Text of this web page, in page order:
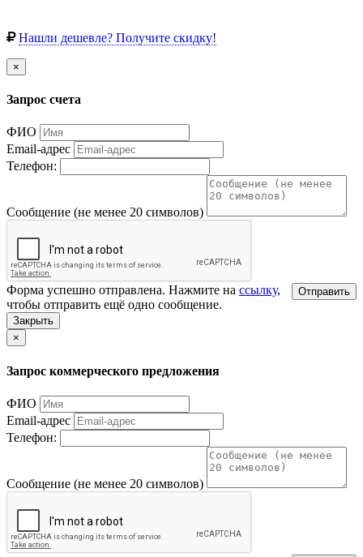
Нашли дешевле? Получите скидку!
×
Запрос счета
ФИО
Email-адрес
Телефон:
Сообщение (не менее 20 символов)
Отправить
Форма успешно отправлена. Нажмите на ссылку,
чтобы отправить ещё одно сообщение.
Закрыть
×
Запрос коммерческого предложения
ФИО
Email-адрес
Телефон:
Сообщение (не менее 20 символов)